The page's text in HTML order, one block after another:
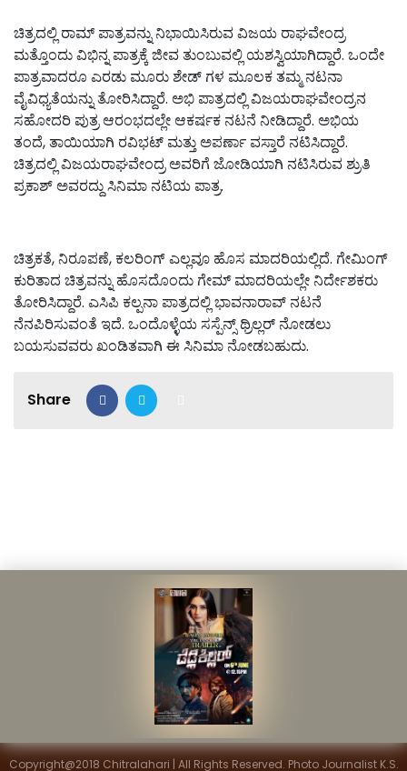
ಚಿತ್ರದಲ್ಲಿ ರಾಮ್ ಪಾತ್ರವನ್ನು ನಿಭಾಯಿಸಿರುವ ವಿಜಯ ರಾಘವೇಂದ್ರ
ಮತ್ತೊಂದು ವಿಭಿನ್ನ ಪಾತ್ರಕ್ಕೆ ಜೀವ ತುಂಬುವಲ್ಲಿ ಯಶಸ್ವಿಯಾಗಿದ್ದಾರೆ. ಒಂದೇ
ಪಾತ್ರವಾದರೂ ಎರಡು ಮೂರು ಶೇಡ್ ಗಳ ಮೂಲಕ ತಮ್ಮ ನಟನಾ
ವೈವಿಧ್ಯತೆಯನ್ನು ತೋರಿಸಿದ್ದಾರೆ. ಅಭಿ ಪಾತ್ರದಲ್ಲಿ ವಿಜಯರಾಘವೇಂದ್ರನ
ಸಹೋದರಿ ಪುತ್ರ ಆರಂಭದಲ್ಲೇ ಆಕರ್ಷಕ ನಟನೆ ನೀಡಿದ್ದಾರೆ. ಅಭಿಯ
ತಂದೆ, ತಾಯಿಯಾಗಿ ರವಿಭಟ್ ಮತ್ತು ಅಪರ್ಣಾ ವಸ್ತಾರೆ ನಟಿಸಿದ್ದಾರೆ.
ಚಿತ್ರದಲ್ಲಿ ವಿಜಯರಾಘವೇಂದ್ರ ಅವರಿಗೆ ಜೋಡಿಯಾಗಿ ನಟಿಸಿರುವ ಶ್ರುತಿ
ಪ್ರಕಾಶ್ ಅವರದ್ದು ಸಿನಿಮಾ ನಟಿಯ ಪಾತ್ರ.
ಚಿತ್ರಕತೆ, ನಿರೂಪಣೆ, ಕಲರಿಂಗ್ ಎಲ್ಲವೂ ಹೊಸ ಮಾದರಿಯಲ್ಲಿದೆ. ಗೇಮಿಂಗ್
ಕುರಿತಾದ ಚಿತ್ರವನ್ನು ಹೊಸದೊಂದು ಗೇಮ್ ಮಾದರಿಯಲ್ಲೇ ನಿರ್ದೇಶಕರು
ತೋರಿಸಿದ್ದಾರೆ. ಎಸಿಪಿ‌ ಕಲ್ಪನಾ ಪಾತ್ರದಲ್ಲಿ ಭಾವನಾರಾವ್ ನಟನೆ
ನೆನಪಿರಿಸುವಂತೆ ಇದೆ. ಒಂದೊಳ್ಳೆಯ ಸಸ್ಪೆನ್ಸ್ ಥ್ರಿಲ್ಲರ್ ನೋಡಲು
ಬಯಸುವವರು ಖಂಡಿತವಾಗಿ ಈ ಸಿನಿಮಾ ನೋಡಬಹುದು.
Share
Copyright@2018 Chitralahari | All Rights Reserved. Photo Journalist K.S.